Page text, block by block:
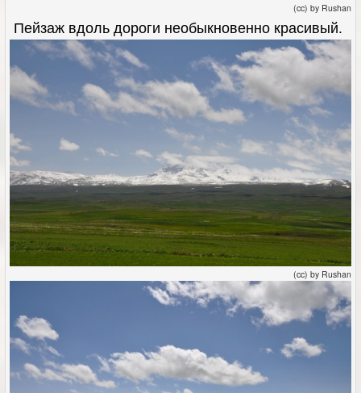
(cc) by Rushan
Пейзаж вдоль дороги необыкновенно красивый.
(cc) by Rushan